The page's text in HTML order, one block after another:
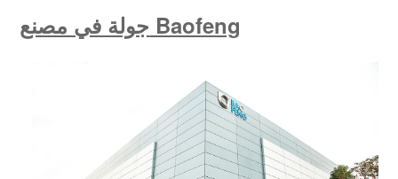
جولة في مصنع Baofeng